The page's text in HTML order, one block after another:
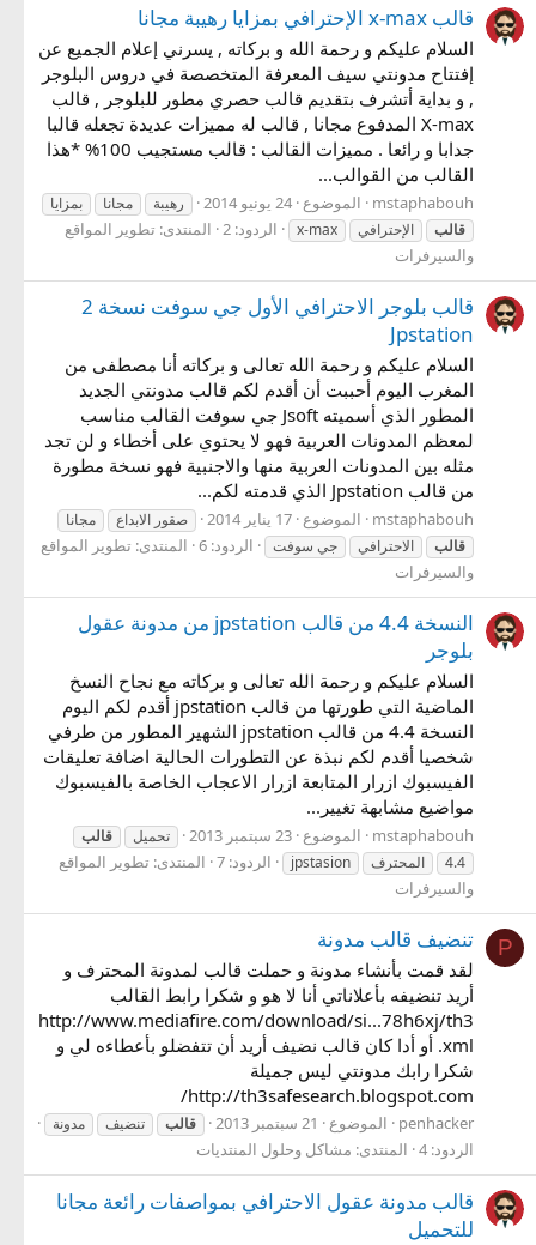
قالب x-max الإحترافي بمزايا رهيبة مجانا
السلام عليكم و رحمة الله و بركاته , يسرني إعلام الجميع عن
إفتتاح مدونتي سيف المعرفة المتخصصة في دروس البلوجر
, و بداية أتشرف بتقديم قالب حصري مطور للبلوجر , قالب
X-max المدفوع مجانا , قالب له مميزات عديدة تجعله قالبا
جدابا و رائعا . مميزات القالب : قالب مستجيب 100% *هذا
القالب من القوالب...
mstaphabouh الموضوع 24 يونيو 2014 رهيبة مجانا
بمزايا
قالب
الإحترافي x-max الردود: 2 المنتدى: تطوير المواقع
والسيرفرات
قالب بلوجر الاحترافي الأول جي سوفت نسخة 2
Jpstation
السلام عليكم و رحمة الله تعالى و بركاته أنا مصطفى من
المغرب اليوم أحببت أن أقدم لكم قالب مدونتي الجديد
المطور الذي أسميته Jsoft جي سوفت القالب مناسب
لمعظم المدونات العربية فهو لا يحتوي على أخطاء و لن تجد
مثله بين المدونات العربية منها والاجنبية فهو نسخة مطورة
من قالب Jpstation الذي قدمته لكم...
mstaphabouh الموضوع 17 يناير 2014 صقور الابداع
مجانا
قالب
الاحترافي جي سوفت الردود: 6 المنتدى: تطوير المواقع
والسيرفرات
النسخة 4.4 من قالب jpstation من مدونة عقول
بلوجر
السلام عليكم و رحمة الله تعالى و بركاته مع نجاح النسخ
الماضية التي طورتها من قالب jpstation أقدم لكم اليوم
النسخة 4.4 من قالب jpstation الشهير المطور من طرفي
شخصيا أقدم لكم نبذة عن التطورات الحالية اضافة تعليقات
الفيسبوك ازرار المتابعة ازرار الاعجاب الخاصة بالفيسبوك
مواضيع مشابهة تغيير...
mstaphabouh الموضوع 23 سبتمبر 2013 تحميل
قالب
4.4
المحترف jpstasion الردود: 7 المنتدى: تطوير المواقع
والسيرفرات
P تنضيف قالب مدونة
لقد قمت بأنشاء مدونة و حملت قالب لمدونة المحترف و
أريد تنضيفه بأعلاناتي أنا لا هو و شكرا رابط القالب
http://www.mediafire.com/download/si...78h6xj/th3
.xml أو أدا كان قالب نضيف أريد أن تتفضلو بأعطاءه لي و
شكرا رابك مدونتي ليس جميلة
http://th3safesearch.blogspot.com/
penhacker الموضوع 21 سبتمبر 2013 قالب تنضيف مدونة
الردود: 4 المنتدى: مشاكل وحلول المنتديات
قالب مدونة عقول الاحترافي بمواصفات رائعة مجانا
للتحميل